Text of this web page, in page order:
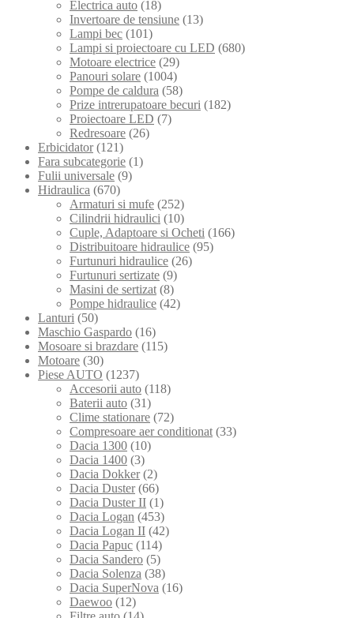
Electrica auto (18)
Invertoare de tensiune (13)
Lampi bec (101)
Lampi si proiectoare cu LED (680)
Motoare electrice (29)
Panouri solare (1004)
Pompe de caldura (58)
Prize intrerupatoare becuri (182)
Proiectoare LED (7)
Redresoare (26)
Erbicidator (121)
Fara subcategorie (1)
Fulii universale (9)
Hidraulica (670)
Armaturi si mufe (252)
Cilindrii hidraulici (10)
Cuple, Adaptoare si Ocheti (166)
Distribuitoare hidraulice (95)
Furtunuri hidraulice (26)
Furtunuri sertizate (9)
Masini de sertizat (8)
Pompe hidraulice (42)
Lanturi (50)
Maschio Gaspardo (16)
Mosoare si brazdare (115)
Motoare (30)
Piese AUTO (1237)
Accesorii auto (118)
Baterii auto (31)
Clime stationare (72)
Compresoare aer conditionat (33)
Dacia 1300 (10)
Dacia 1400 (3)
Dacia Dokker (2)
Dacia Duster (66)
Dacia Duster II (1)
Dacia Logan (453)
Dacia Logan II (42)
Dacia Papuc (114)
Dacia Sandero (5)
Dacia Solenza (38)
Dacia SuperNova (16)
Daewoo (12)